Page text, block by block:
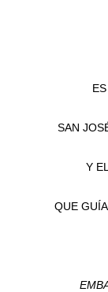
SAN
Y
QUE